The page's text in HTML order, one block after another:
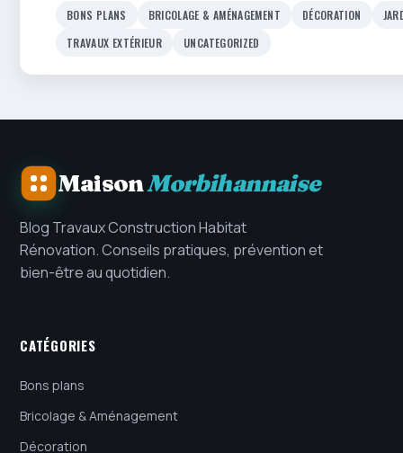
BONS PLANS BRICOLAGE & AMÉNAGEMENT DÉCORATION
TRAVAUX EXTÉRIEUR
UNCATEGORIZED
MaisonMorbihannaise
Blog Travaux Construction Habitat
Rénovation. Conseils pratiques, prévention et
bien-être au quotidien.
CATÉGORIES
Bons plans
Bricolage & Aménagement
Décoration